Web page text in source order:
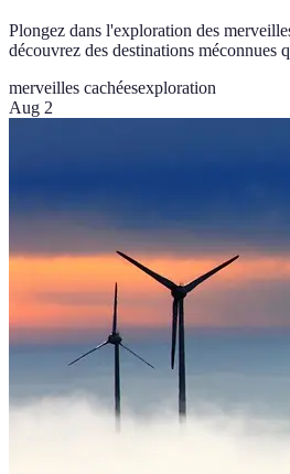
Plongez dans l'exploration des
découvrez des destinations méconnues
merveilles cachéesexploration
Aug 2